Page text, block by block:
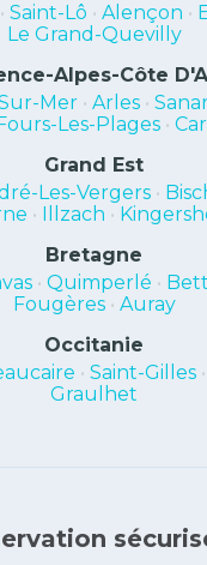
•Saint-Lô •Alençon •
Le Grand-Quevilly
Alpes-Côte
Mer• Arles•
Les-Plages•
Grand Est
Les-Vergers•
• Illzach •
Bretagne
• Quimperlé •
Fougères• Auray
Occitanie
• Saint-Gilles•
Graulhet